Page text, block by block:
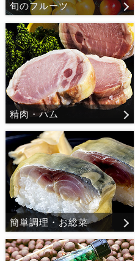
旬のフルーツ
精肉・ハム
簡単調理・お総菜